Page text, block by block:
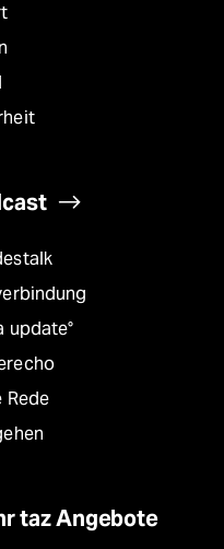
update°
Rede
taz Angebote